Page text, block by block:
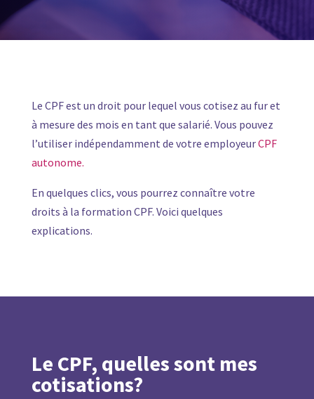
Le CPF est un droit pour lequel vous cotisez au fur et
à mesure des mois en tant que salarié. Vous pouvez
l’utiliser indépendamment de votre employeurCPF
autonome.
En quelques clics, vous pourrez connaître votre
droits à la formation CPF. Voici quelques
explications.
Le CPF, quelles sont mes
cotisations?